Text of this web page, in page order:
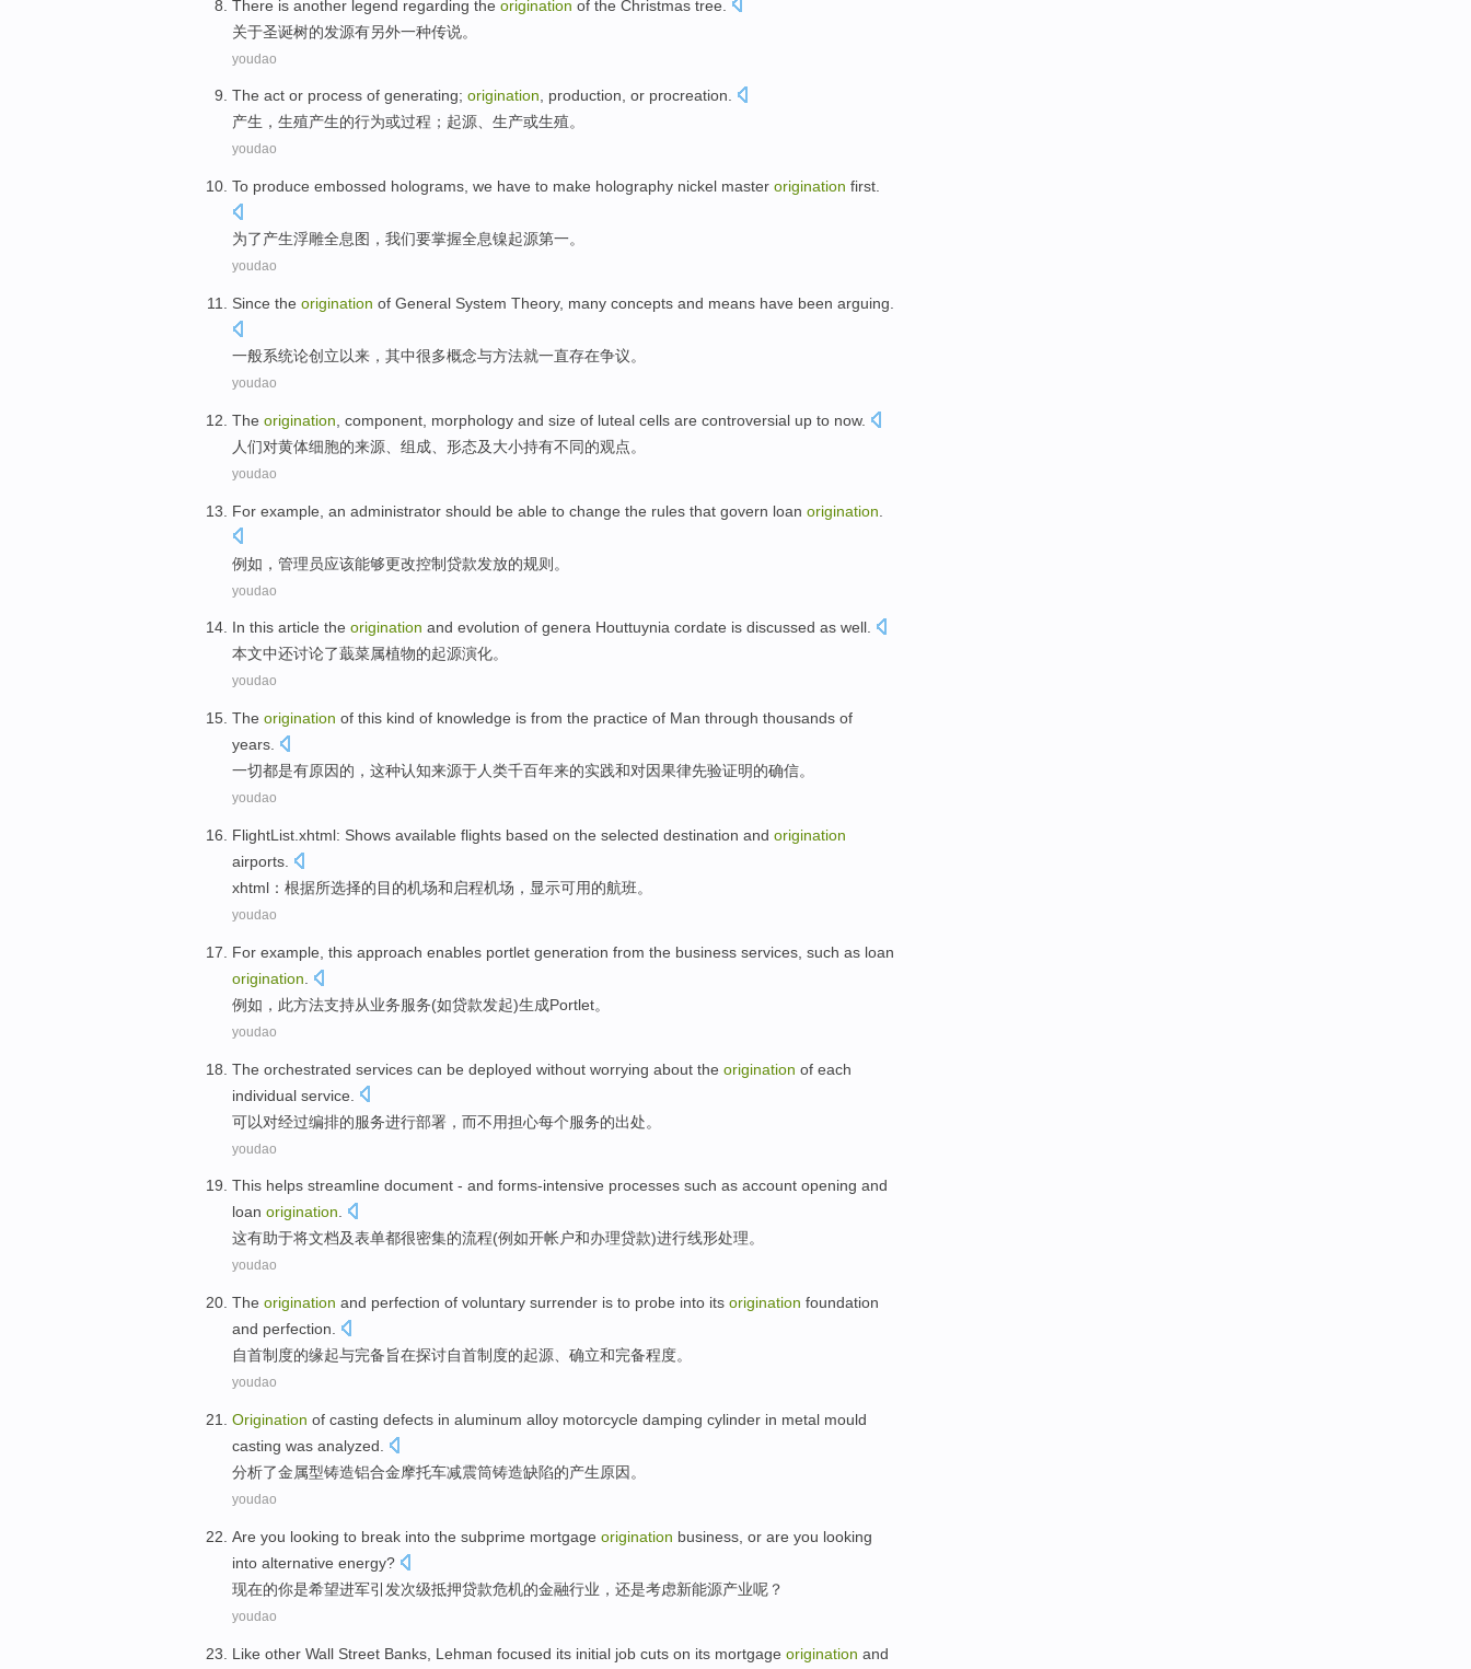
There is another legend regarding the origination of the Christmas tree
关于圣诞树的发源有另外一种传说。
youdao
The act or process of generating; origination, production, or procreation.
产生 ， 生殖产生的行为或过程 ； 起源、 生产或生殖。
youdao
To produce embossed holograms we have to make holography nickel master origination first
为了产生浮雕全息 图， 我们要掌握全息镍起源第一。
youdao
Since the origination of General System Theory, many concepts and means have been arguing
一般系统论创立以来 ， 其中很多概念与方法就一直存在争议。
youdao
The origination component morphology and size of luteal cells are controversial up to now.
人们对黄体细胞的来源、 组成 形态及大小持有不同的观点。
youdao
For example an administrator should be able to change the rules that govern loan origination
例如 ， 管理员应该能够更改控制贷款发放的规则。
youdao
In this article the origination and evolution of genera Houttuynia cordate is discussed as well.
本文中还讨论了蕺菜属植物的起源演化。
youdao
The origination of this kind of knowledge is from the practice of Man through thousands of
years
一切都是有原因的 ， 这种认知来源于人类千百年来的实践和对因果律先验证明的确信。
youdao
FlightList.xhtml: Shows available flights based on the selected destination and origination
airports
xhtml ： 根据所选择的目的机场和启程机场， 显示可用的航班。
youdao
For example this approach enables portlet generation from the business services such as loan
origination
例如 ， 此方法支持从业务服务(如贷款发起)生成Portlet。
youdao
The orchestrated services can be deployed without worrying about the origination of each
individual service
可以对经过编排的服务进行部署， 而不用担心每个服务的出处。
youdao
This helps streamline document - and forms-intensive processes such as account opening and
loan origination.
这有助于将文档及表单都很密集的流程(例如开帐户和办理贷款)进行线形处理。
youdao
The origination and perfection of voluntary surrender is to probe into its origination foundation
and perfection.
自首制度的缘起与完备旨在探讨自首制度的起源 、确立和完备程度。
youdao
Origination of casting defects in aluminum alloy motorcycle damping cylinder in metal mould
casting was analyzed
分析了金属型铸造铝合金摩托车减震筒铸造缺陷的产生原因。
youdao
Are you looking to break into the subprime mortgage origination business or are you looking
into alternative energy?
现在的你是希望进军引发次级抵押贷款危机的金融行业 ， 还是考虑新能源产业呢？
youdao
Like other Wall Street Banks Lehman focused its initial job cuts on its mortgage origination and